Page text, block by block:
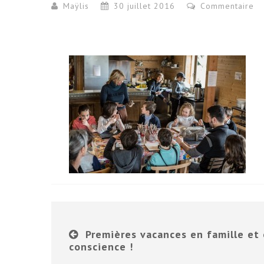
Maÿlis 30 juillet 2016 Commentaire
Premières vacances en famille et
conscience !